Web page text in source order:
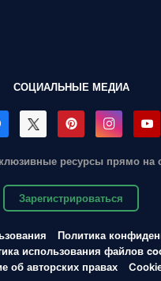
СОЦИАЛЬНЫЕ МЕДИА
ресурсы прямо на
Зарегистрироваться
Политика
использования файлов
об авторских правах